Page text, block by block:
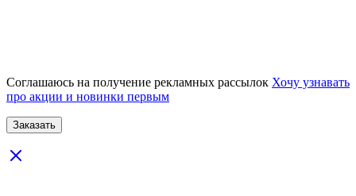
Соглашаюсь на получение рекламных рассылок Хочу узнавать
про акции и новинки первым